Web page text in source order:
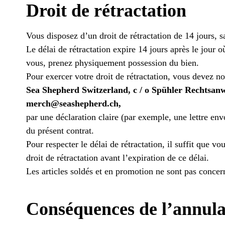
Droit de rétractation
Vous disposez d’un droit de rétractation de 14
Le délai de rétractation expire 14 jours après le jour
vous, prenez physiquement possession du bien.
Pour exercer votre droit de rétractation, vous devez
Sea Shepherd Switzerland, c / o Spühler
merch@seashepherd.ch,
par une déclaration claire (par exemple, une lettre
du présent contrat.
Pour respecter le délai de rétractation, il suffit que
droit de rétractation avant l’expiration de ce délai.
Les articles soldés et en promotion ne sont pas
Conséquences de